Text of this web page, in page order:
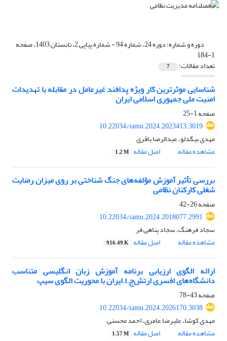
دوره و شماره: دوره 24، شماره 94 - شماره پیاپی 2، تابستان 1403، صفحه
1-184
تعداد مقالات: 7
شناسایی موثرترین کار ویژه‌ پدافند غیرعامل در مقابله با تهدیدات
امنیت ملی جمهوری اسلامی ایران
صفحه1-25
10.22034/iamu.2024.2023413.3019
مهدی بیگدلو، عبدالرضا باقری
مشاهده مقاله
اصل مقاله 1.2 M
بررسی تأثیر آموزش مؤلفه‌های جنگ‌ شناختی بر روی میزان رضایت
شغلی کارکنان نظامی
صفحه26-42
10.22034/iamu.2024.2018077.2991
سجاد فرهنگ، سجاد پناهی فر
مشاهده مقاله
اصل مقاله 916.49 K
ارائه الگوی ارزیابی برنامه آموزش زبان انگلیسی متناسب
دانشگاه‌های افسری ارتش‌ج.ا.ایران با محوریت الگوی سیپ
صفحه43-78
10.22034/iamu.2024.2026170.3038
مهدی کوشا، علیرضا عامری، احمد محسنی
مشاهده مقاله
اصل مقاله 1.57 M